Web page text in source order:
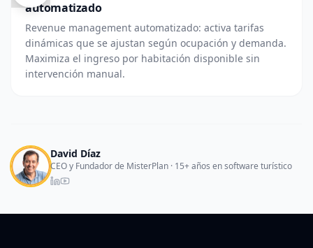
automatizado
Revenue management automatizado: activa tarifas
dinámicas que se ajustan según ocupación y demanda.
Maximiza el ingreso por habitación disponible sin
intervención manual.
David Díaz
CEO y Fundador de MisterPlan · 15+ años en software turístico